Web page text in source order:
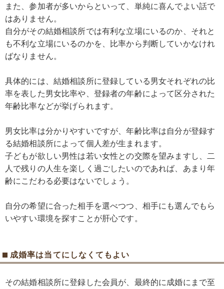
また、参加者が多いからといって、単純に喜んでよい話で
はありません。
自分がその結婚相談所では有利な立場にいるのか、それと
も不利な立場にいるのかを、比率から判断していかなけれ
ばなりません。
具体的には、結婚相談所に登録している男女それぞれの比
率を表した男女比率や、登録者の年齢によって区分された
年齢比率などが挙げられます。
男女比率は分かりやすいですが、年齢比率は自分が登録す
る結婚相談所によって個人差が生まれます。
子どもが欲しい男性は若い女性との交際を望みますし、二
人で残りの人生を楽しく過ごしたいのであれば、あまり年
齢にこだわる必要はないでしょう。
自分の希望に合った相手を選べつつ、相手にも選んでもら
いやすい環境を探すことが肝心です。
成婚率は当てにしなくてもよい
その結婚相談所に登録した会員が、最終的に成婚にまで至